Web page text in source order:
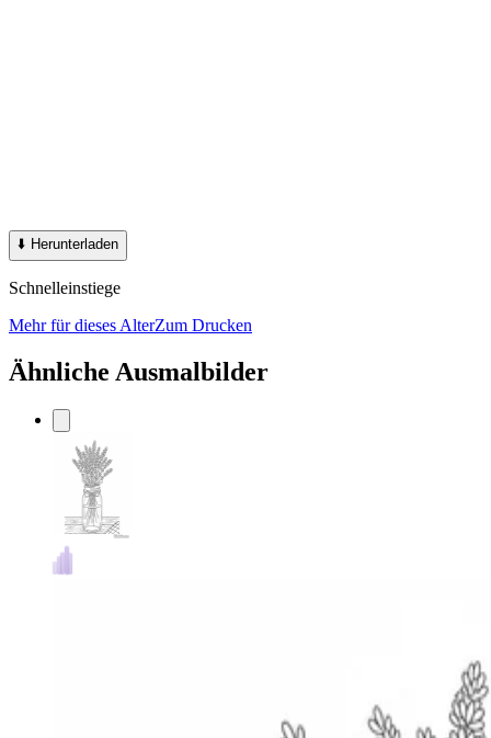
⬇️ Herunterladen
Schnelleinstiege
Mehr für dieses AlterZum Drucken
Ähnliche Ausmalbilder